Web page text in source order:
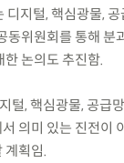
지털, 핵심광물,
동위원회를 통해 분
논의도 추진함.
털, 핵심광물, 공급
의미 있는 진전이
계획임.